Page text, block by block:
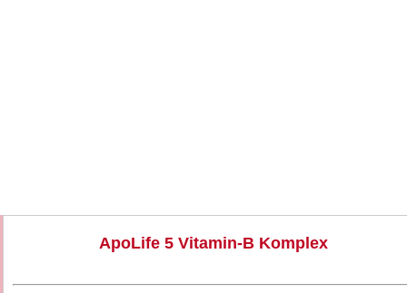
ApoLife 5 Vitamin-B Komplex